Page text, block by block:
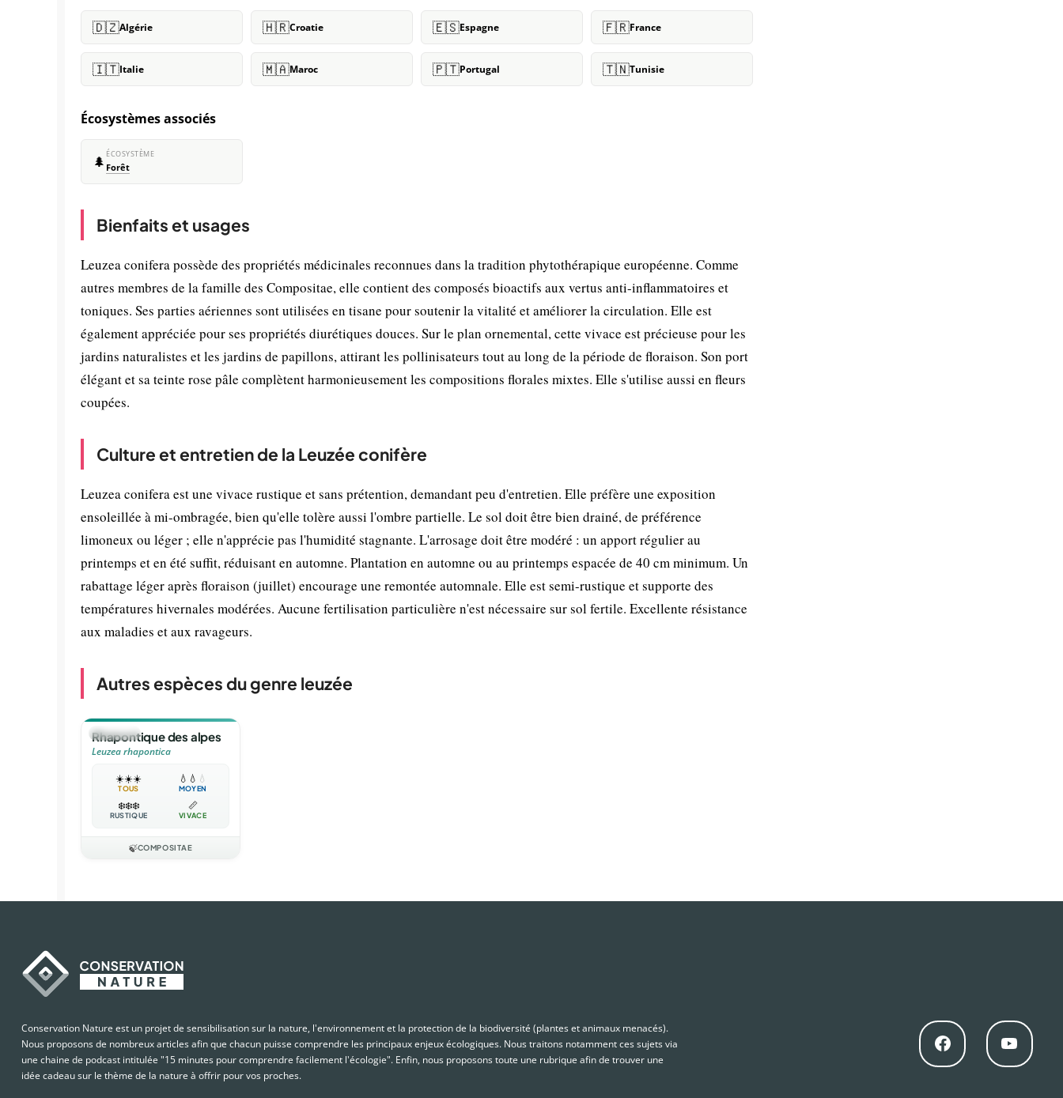
🇩🇿Algérie 🇭🇷Croatie 🇪🇸Espagne 🇫🇷France
🇮🇹Italie 🇲🇦Maroc 🇵🇹Portugal 🇹🇳Tunisie
Écosystèmes associés
🌲 ÉCOSYSTÈME
Forêt
Bienfaits et usages
Leuzea conifera possède des propriétés médicinales reconnues dans la tradition phytothérapique européenne. Comme
autres membres de la famille des Compositae, elle contient des composés bioactifs aux vertus anti-inflammatoires et
toniques. Ses parties aériennes sont utilisées en tisane pour soutenir la vitalité et améliorer la circulation. Elle est
également appréciée pour ses propriétés diurétiques douces. Sur le plan ornemental, cette vivace est précieuse pour les
jardins naturalistes et les jardins de papillons, attirant les pollinisateurs tout au long de la période de floraison. Son port
élégant et sa teinte rose pâle complètent harmonieusement les compositions florales mixtes. Elle s'utilise aussi en fleurs
coupées.
Culture et entretien de la Leuzée conifère
Leuzea conifera est une vivace rustique et sans prétention, demandant peu d'entretien. Elle préfère une exposition
ensoleillée à mi-ombragée, bien qu'elle tolère aussi l'ombre partielle. Le sol doit être bien drainé, de préférence
limoneux ou léger ; elle n'apprécie pas l'humidité stagnante. L'arrosage doit être modéré : un apport régulier au
printemps et en été suffit, réduisant en automne. Plantation en automne ou au printemps espacée de 40 cm minimum. Un
rabattage léger après floraison (juillet) encourage une remontée automnale. Elle est semi-rustique et supporte des
températures hivernales modérées. Aucune fertilisation particulière n'est nécessaire sur sol fertile. Excellente résistance
aux maladies et aux ravageurs.
Autres espèces du genre leuzée
🪴VIVACE
Rhapontique des alpes
Leuzea rhapontica
☀️☀️☀️
TOUS
💧 💧 💧
MOYEN
❄️❄️❄️
RUSTIQUE
📏
VIVACE
🍃COMPOSITAE
Conservation Nature est un projet de sensibilisation sur la nature, l'environnement et la protection de la biodiversité (plantes et animaux menacés).
Nous proposons de nombreux articles afin que chacun puisse comprendre les principaux enjeux écologiques. Nous traitons notamment ces sujets via
une chaine de podcast intitulée "15 minutes pour comprendre facilement l'écologie". Enfin, nous proposons toute une rubrique afin de trouver une
idée cadeau sur le thème de la nature à offrir pour vos proches.